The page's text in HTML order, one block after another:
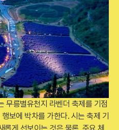
무릉별유천지 라벤더 축제를 기점
보에 박차를 가한다. 시는 축제 기